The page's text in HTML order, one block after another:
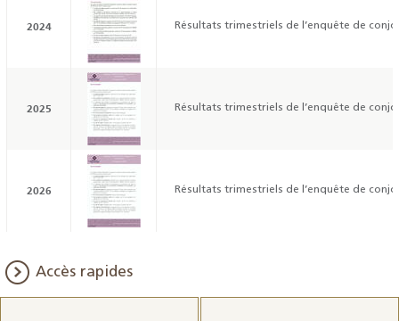
2024 Résultats trimestriels de l’enquête de
2025 Résultats trimestriels de l’enquête de
2026 Résultats trimestriels de l’enquête de
Accès rapides